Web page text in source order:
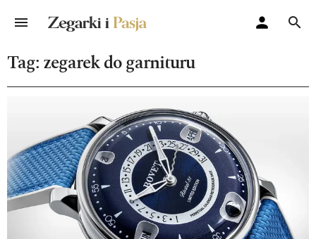
Tag: zegarek do garnituru